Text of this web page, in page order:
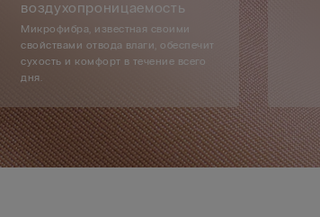
воздухопроницаемость
Микрофибра, известная своими
свойствами отвода влаги, обеспечит
сухость и комфорт в течение всего
дня.